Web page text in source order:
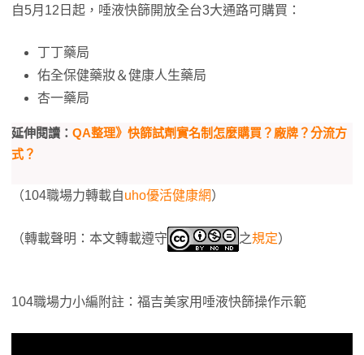
自5月12日起，唾液快篩開放全台3大通路可購買：
丁丁藥局
佑全保健藥妝＆健康人生藥局
杏一藥局
延伸閱讀： QA整理》快篩試劑實名制怎麼購買？廠牌？分流方
式？
（104職場力轉載自uho優活健康網）
（轉載聲明：本文轉載遵守 之規定）
104職場力小編附註：福吉美家用唾液快篩操作示範